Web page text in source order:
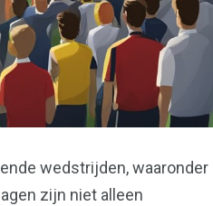
wedstrijden, waaronder
zijn niet alleen